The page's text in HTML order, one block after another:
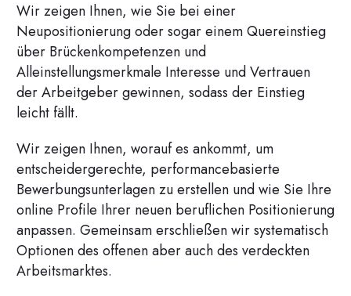
Wir zeigen Ihnen, wie Sie bei einer
Neupositionierung oder sogar einem Quereinstieg
über Brückenkompetenzen und
Alleinstellungsmerkmale Interesse und Vertrauen
der Arbeitgeber gewinnen, sodass der Einstieg
leicht fällt.
Wir zeigen Ihnen, worauf es ankommt, um
entscheidergerechte, performancebasierte
Bewerbungsunterlagen zu erstellen und wie Sie Ihre
online Profile Ihrer neuen beruflichen Positionierung
anpassen. Gemeinsam erschließen wir systematisch
Optionen des offenen aber auch des verdeckten
Arbeitsmarktes.